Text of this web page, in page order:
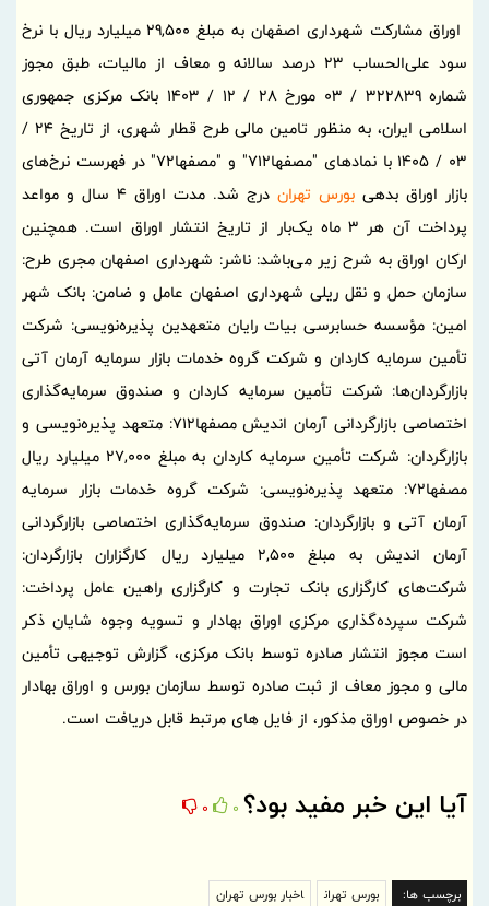
اوراق مشارکت شهرداری اصفهان به مبلغ 29,500 میلیارد ریال با نرخ
سود علی‌‌الحساب 23 درصد سالانه و معاف از مالیات، طبق مجوز
شماره 322839 / 03 مورخ 28 / 12 / 1403 بانک مرکزی جمهوری
اسلامی ایران، به منظور تامین مالی طرح قطار شهری، از تاریخ 24 /
03 / 1405 با نمادهای "مصفها712" و "مصفها72" در فهرست نرخ‌های
بازار اوراق بدهی بورس تهران
درج شد. مدت اوراق 4 سال و مواعد
پرداخت آن هر 3 ماه یک‌بار از تاریخ انتشار اوراق است. همچنین
ارکان اوراق به شرح زیر می‌‌باشد: ناشر: شهرداری اصفهان مجری طرح:
سازمان حمل و نقل ریلی شهرداری اصفهان عامل و ضامن: بانک شهر
امین: مؤسسه حسابرسی بیات رایان متعهدین پذیره‌نویسی: شرکت
تأمین سرمایه کاردان و شرکت گروه خدمات بازار سرمایه آرمان آتی
بازارگردان‌ها: شرکت تأمین سرمایه کاردان و صندوق سرمایه‌گذاری
اختصاصی بازارگردانی آرمان اندیش مصفها712: متعهد پذیره‌نویسی و
بازارگردان‌: شرکت تأمین سرمایه کاردان به مبلغ 27,000 میلیارد ریال
مصفها72: متعهد پذیره‌نویسی: شرکت گروه خدمات بازار سرمایه
آرمان آتی و بازارگردان‌: صندوق سرمایه‌گذاری اختصاصی بازارگردانی
آرمان اندیش به مبلغ 2,500 میلیارد ریال کارگزاران بازارگردان:
شرکت‌های کارگزاری بانک تجارت و کارگزاری راهین عامل پرداخت:
شرکت سپرده‌گذاری مرکزی اوراق بهادار و تسویه وجوه شایان ذکر
است مجوز انتشار صادره توسط بانک مرکزی، گزارش توجیهی تأمین
مالی و مجوز معاف از ثبت صادره توسط سازمان بورس و اوراق بهادار
در خصوص اوراق مذکور، از فایل های مرتبط قابل دریافت است.
آیا این خبر مفید بود؟ 0
0
برچسب ها: بورس تهران اخبار بورس تهران